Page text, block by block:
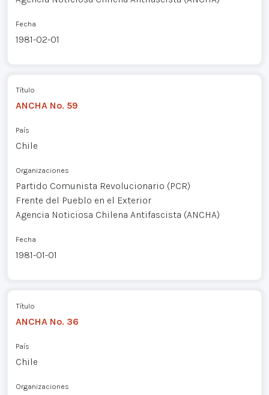
Fecha
1981-02-01
Título
ANCHA No. 59
País
Chile
Organizaciones
Partido Comunista Revolucionario (PCR)
Frente del Pueblo en el Exterior
Agencia Noticiosa Chilena Antifascista (ANCHA)
Fecha
1981-01-01
Título
ANCHA No. 36
País
Chile
Organizaciones